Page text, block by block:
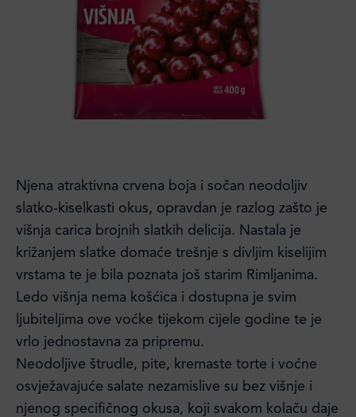
Njena atraktivna crvena boja i sočan neodoljiv
slatko-kiselkasti okus, opravdan je razlog zašto je
višnja carica brojnih slatkih delicija. Nastala je
križanjem slatke domaće trešnje s divljim kiselijim
vrstama te je bila poznata još starim Rimljanima.
Ledo višnja nema košćica i dostupna je svim
ljubiteljima ove voćke tijekom cijele godine te je
vrlo jednostavna za pripremu.
Neodoljive štrudle, pite, kremaste torte i voćne
osvježavajuće salate nezamislive su bez višnje i
njenog specifičnog okusa, koji svakom kolaču daje